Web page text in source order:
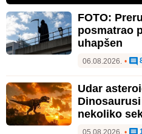
FOTO:
posmatrao
uhapšen
06.08.2026. •
Udar
nekoliko
05.08.2026. •